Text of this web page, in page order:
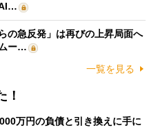
の急反発」は再びの上昇局面へ
ー…
一覧を見る
！
万円の負債と引き換えに手に